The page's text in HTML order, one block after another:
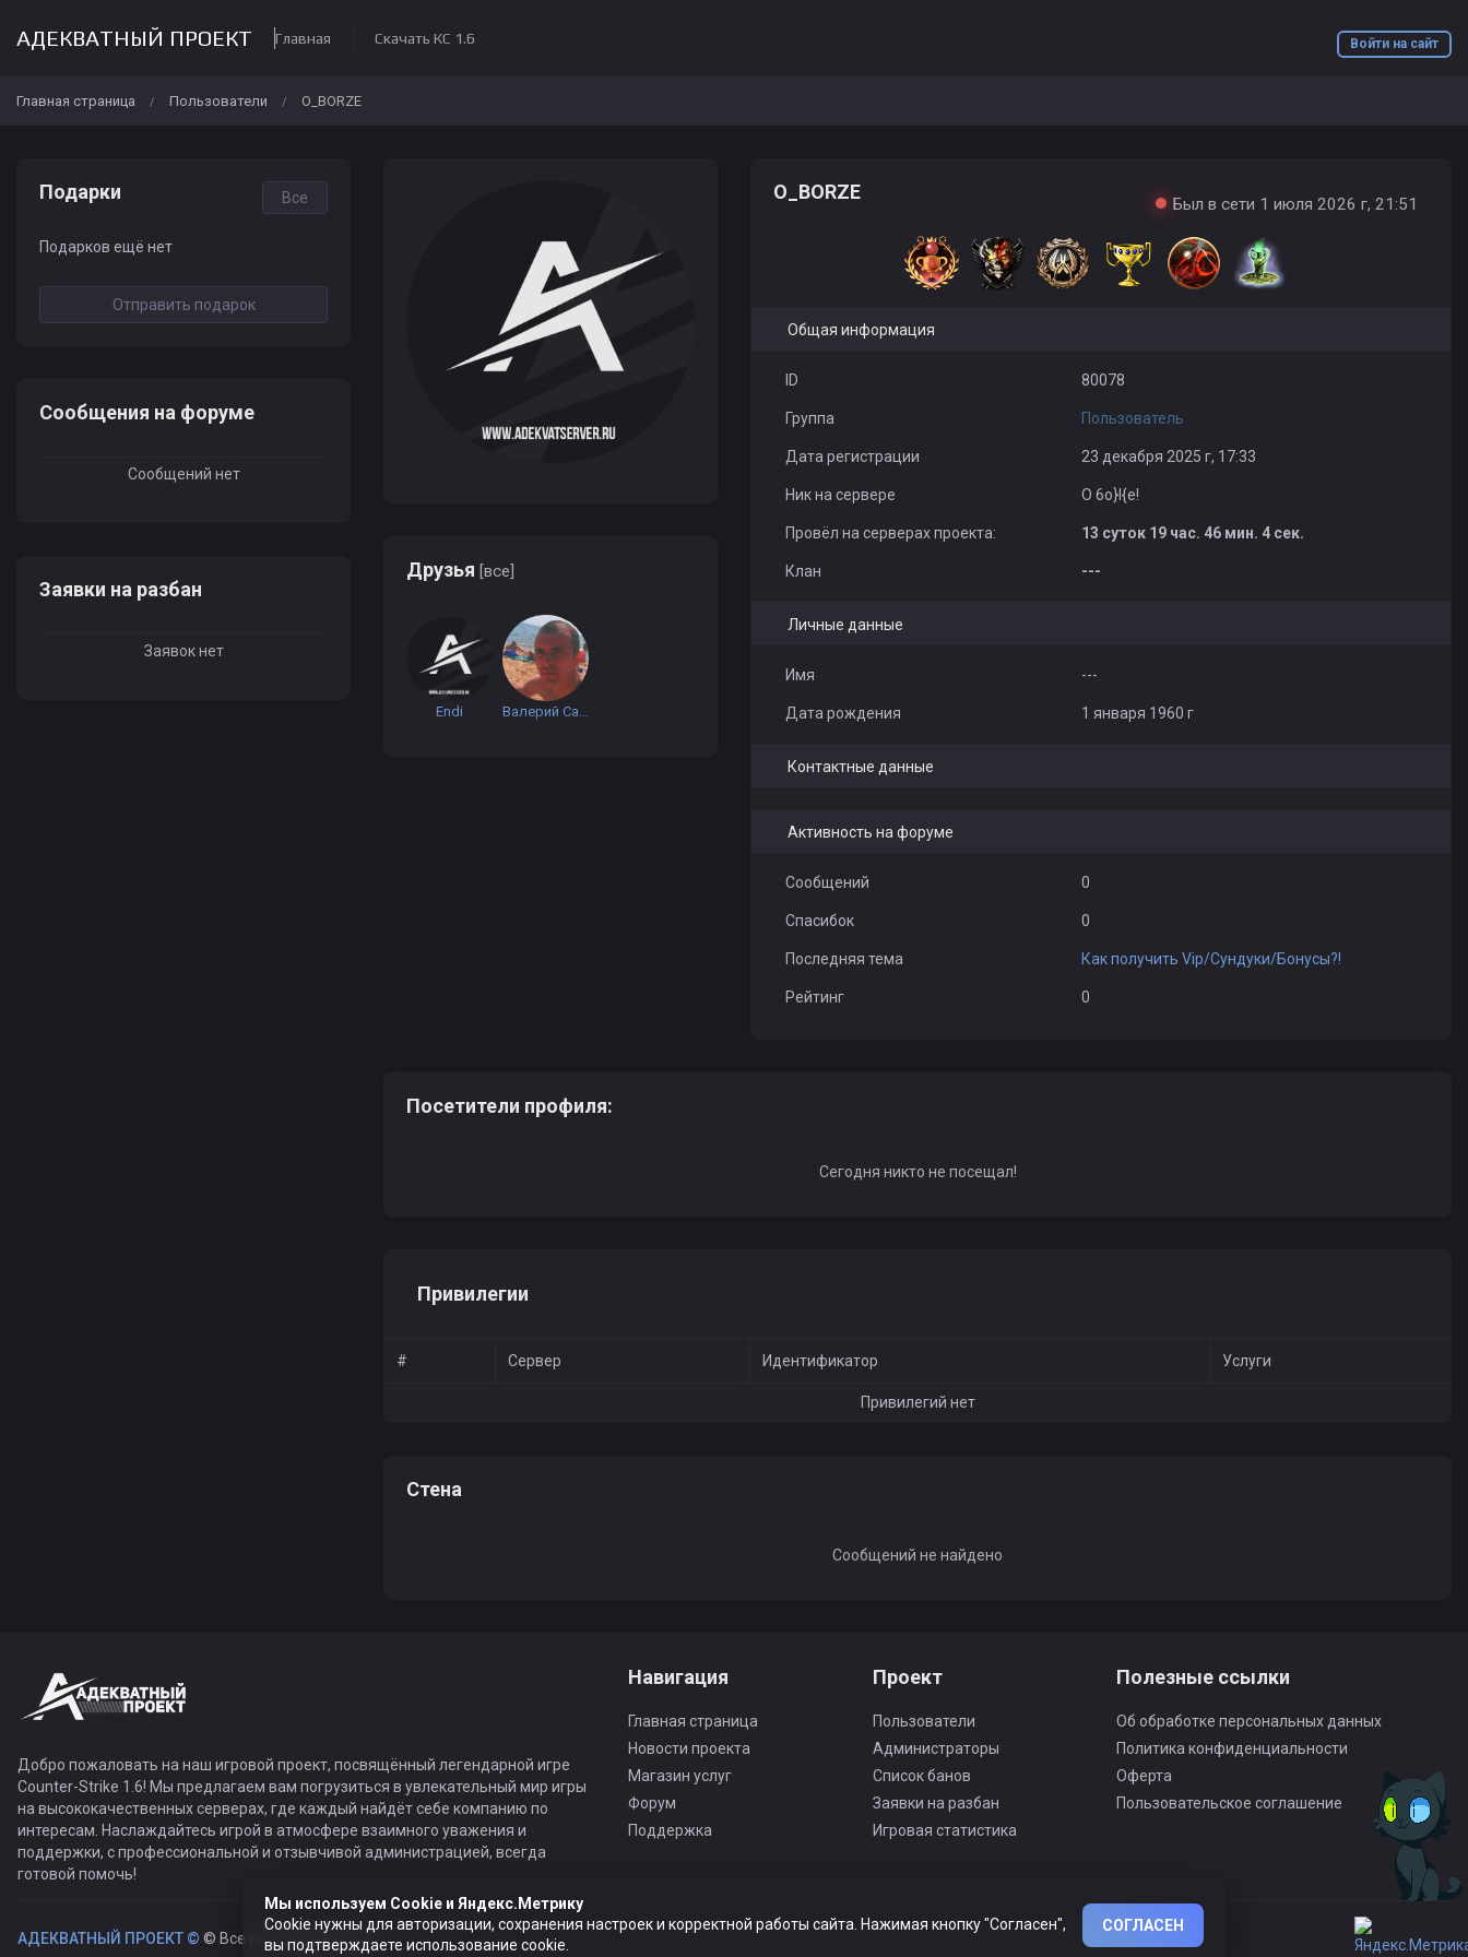
Войти на сайт
АДЕКВАТНЫЙ ПРОЕКТ Главная Скачать КС 1.6
Главная страница / Пользователи / O_BORZE
Друзья [все]
Endi Валерий Сажин
O_BORZE
Был в сети 1 июля 2026 г, 21:51
Общая информация
ID 80078
Группа Пользователь
Дата регистрации 23 декабря 2025 г, 17:33
Ник на сервере O 6o}I{e!
Провёл на серверах проекта: 13 суток 19 час. 46 мин. 4 сек.
Клан ---
Личные данные
Имя ---
Дата рождения 1 января 1960 г
Контактные данные
Активность на форуме
Сообщений 0
Спасибок 0
Последняя тема Как получить Vip/Сундуки/Бонусы?!
Рейтинг 0
Посетители профиля:
Сегодня никто не посещал!
Привилегии
# Сервер Идентификатор Услуги
Привилегий нет
Стена
Сообщений не найдено
Подарки Все
Подарков ещё нет
Отправить подарок
Сообщения на форуме
Сообщений нет
Заявки на разбан
Заявок нет
Добро пожаловать на наш игровой проект, посвящённый легендарной игре
Counter-Strike 1.6! Мы предлагаем вам погрузиться в увлекательный мир игры
на высококачественных серверах, где каждый найдёт себе компанию по
интересам. Наслаждайтесь игрой в атмосфере взаимного уважения и
поддержки, с профессиональной и отзывчивой администрацией, всегда
готовой помочь!
Навигация
Главная страница
Новости проекта
Магазин услуг
Форум
Поддержка
Проект
Пользователи
Администраторы
Список банов
Заявки на разбан
Игровая статистика
Полезные ссылки
Об обработке персональных данных
Политика конфиденциальности
Оферта
Пользовательское соглашение
АДЕКВАТНЫЙ ПРОЕКТ © © Все права защищены
Мы используем Cookie и Яндекс.Метрику
Cookie нужны для авторизации, сохранения настроек и корректной работы сайта. Нажимая кнопку "Согласен",
вы подтверждаете использование cookie.
СОГЛАСЕН